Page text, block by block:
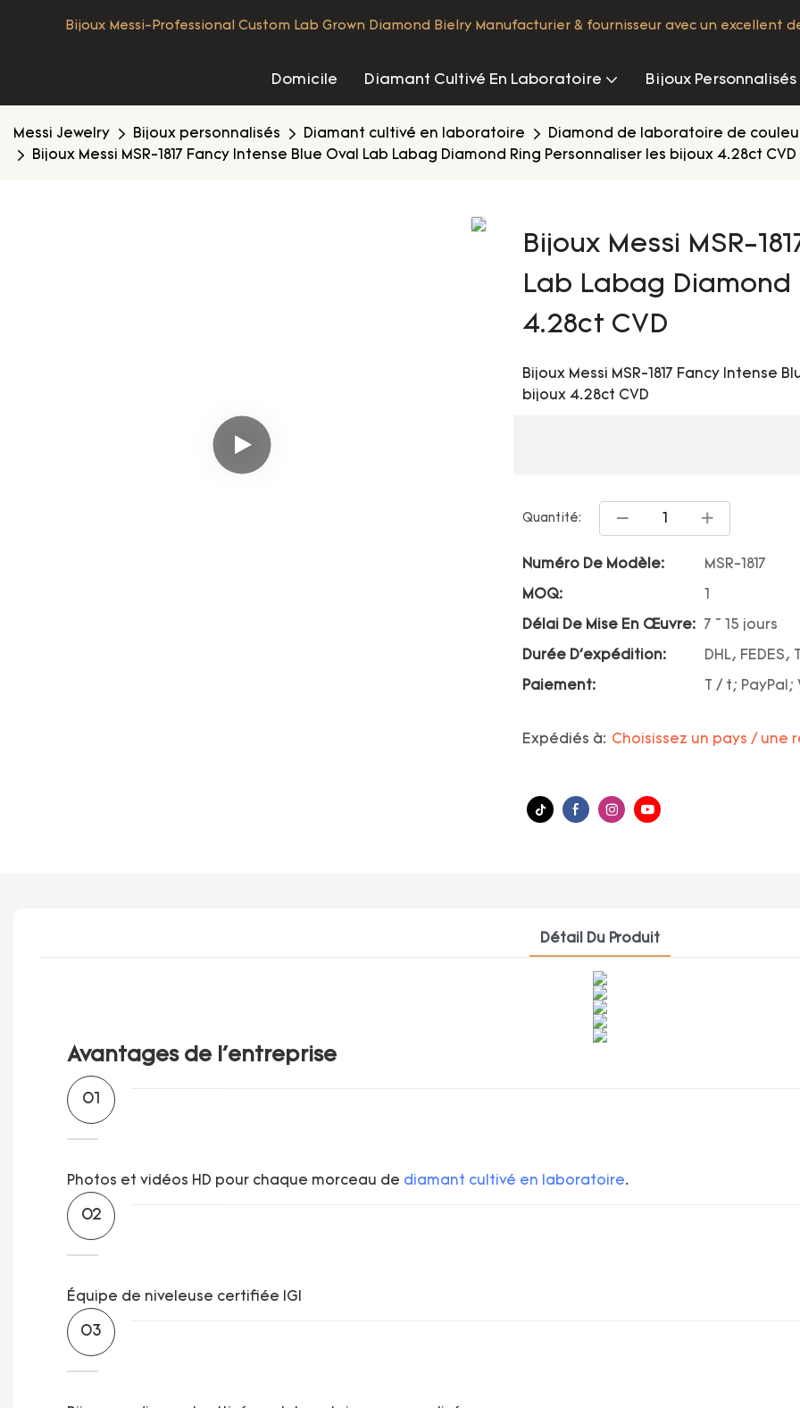
Bijoux Messi-Professional Custom Lab Grown Diamond Bielry Manufacturier & fournisseur avec un excellent
Domicile Diamant Cultivé En Laboratoire Bijoux Personnalisés
Messi Jewelry Bijoux personnalisés Diamant cultivé en laboratoire
Diamond de laboratoire de
Bijoux Messi MSR-1817 Fancy Intense Blue Oval Lab Labag Diamond Ring Personnaliser les bijoux 4.28ct CVD
Bijoux Messi MSR-
Lab Labag Diamond
4.28ct CVD
Bijoux Messi MSR-1817 Fancy Intense
bijoux 4.28ct CVD
Quantité:
Numéro De Modèle: MSR-1817
MOQ: 1
Délai De Mise En Œuvre: 7 ~ 15 jours
Durée D'expédition: DHL, FEDES,
Paiement: T / t;
Expédiés à: Choisissez un pays / une
Détail Du Produit
Avantages de l'entreprise
01
Photos et vidéos HD pour chaque morceau de diamant cultivé en laboratoire.
02
Équipe de niveleuse certifiée IGI
03